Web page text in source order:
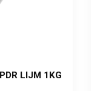
LIJM 1KG